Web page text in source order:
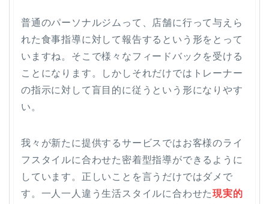
普通のパーソナルジムって、店舗に行って与えら
れた食事指導に対して報告するという形をとって
いますね。そこで様々なフィードバックを受ける
ことになります。しかしそれだけではトレーナー
の指示に対して盲目的に従うという形になりやす
い。
我々が新たに提供するサービスではお客様のライ
フスタイルに合わせた密着型指導ができるように
しています。正しいことを言うだけではダメで
す。一人一人違う生活スタイルに合わせた現実的